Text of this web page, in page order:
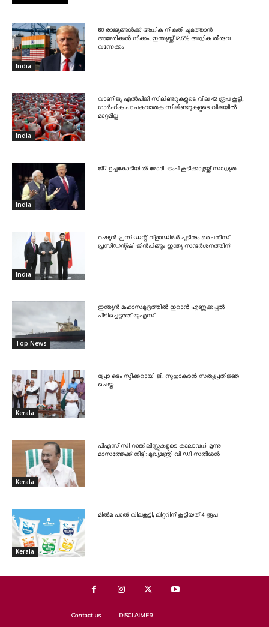
India
60 രാജ്യങ്ങൾക്ക് അധിക നികുതി ചുമത്താൻ
അമേരിക്കൻ നീക്കം, ഇന്ത്യയ്ക്ക് 12.5% അധിക തീരുവ
വന്നേക്കും
India
വാണിജ്യ എൽപിജി സിലിണ്ടറുകളുടെ വില 42 രൂപ കൂട്ടി,
ഗാർഹിക പാചകവാതക സിലിണ്ടറുകളുടെ വിലയിൽ
മാറ്റമില്ല
India
ജി7 ഉച്ചകോടിയിൽ മോദി-ട്രംപ് കൂടിക്കാഴ്ചയ്ക്ക് സാധ്യത
India
റഷ്യൻ പ്രസിഡന്റ് വ്‌ളാഡിമിർ പുടിനും ചൈനീസ്
പ്രസിഡന്റ്ഷി ജിൻപിങ്ങും ഇന്ത്യ സന്ദർശനത്തിന്
Top News
ഇന്ത്യൻ മഹാസമുദ്രത്തിൽ ഇറാൻ എണ്ണക്കപ്പൽ
പിടിച്ചെടുത്ത് യുഎസ്
Kerala
പ്രോ ടെം സ്പീക്കറായി ജി. സുധാകരൻ സത്യപ്രതിജ്ഞ
ചെയ്തു
Kerala
പിഎസ് സി റാങ്ക് ലിസ്റ്റുകളുടെ കാലാവധി മൂന്നു
മാസത്തേക്ക് നീട്ടി: മുഖ്യമന്ത്രി വി ഡി സതീശൻ
Kerala
മിൽമ പാൽ വിലകൂട്ടി; ലിറ്ററിന് കൂട്ടിയത് 4 രൂപ
Contact us DISCLAIMER